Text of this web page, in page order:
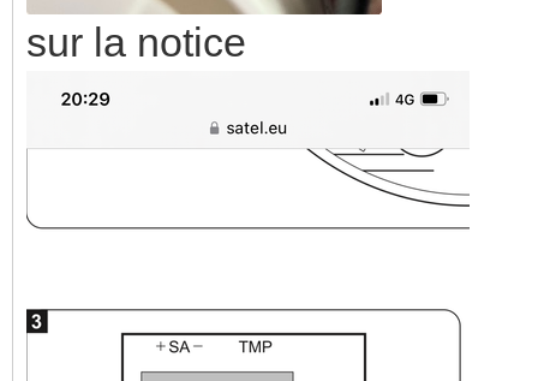
sur la notice